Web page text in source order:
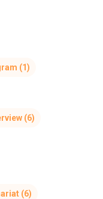
(1)
(6)
(6)